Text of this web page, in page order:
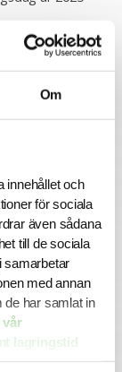
Om
innehållet och
för sociala
även sådana
till de sociala
samarbetar
med annan
de har samlat in
vår
lagringstid
blir en del
att ge dig
till vårt
till nästa
med
trygghet och
att ha
dig i din